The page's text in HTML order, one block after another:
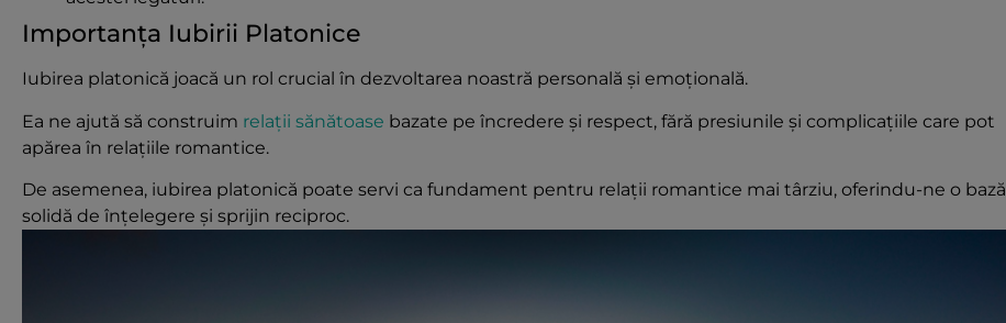
Importanța Iubirii Platonice
Iubirea platonică joacă un rol crucial în dezvoltarea noastră personală și emoțională.
Ea ne ajută să construim relații sănătoase bazate pe încredere și respect, fără presiunile și complicațiile care pot
apărea în relațiile romantice.
De asemenea, iubirea platonică poate servi ca fundament pentru relații romantice mai târziu, oferindu-ne o bază
solidă de înțelegere și sprijin reciproc.